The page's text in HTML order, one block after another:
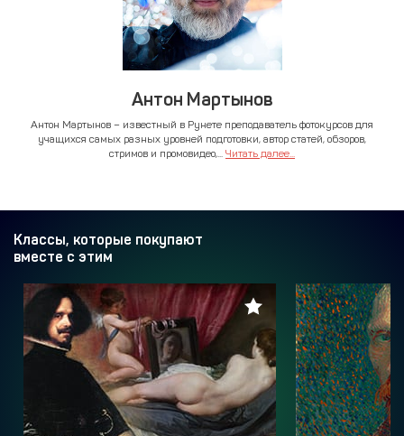
Антон Мартынов
Антон Мартынов – известный в Рунете преподаватель фотокурсов для
учащихся самых разных уровней подготовки, автор статей, обзоров,
стримов и промовидео,... Читать далее...
Классы, которые покупают
вместе с этим